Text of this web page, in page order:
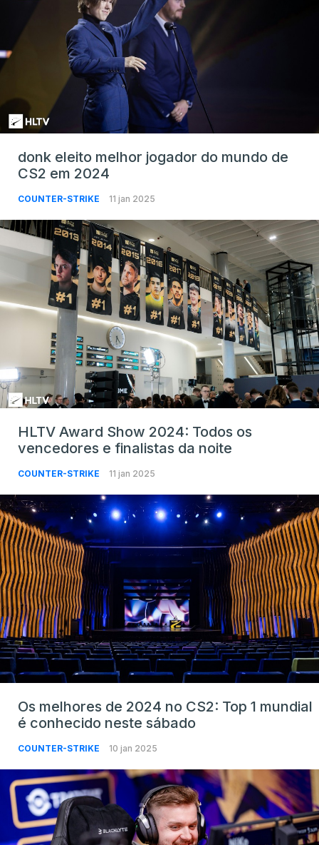
donk eleito melhor jogador do mundo de
CS2 em 2024
COUNTER-STRIKE 11 jan 2025
HLTV Award Show 2024: Todos os
vencedores e finalistas da noite
COUNTER-STRIKE 11 jan 2025
Os melhores de 2024 no CS2: Top 1 mundial
é conhecido neste sábado
COUNTER-STRIKE 10 jan 2025